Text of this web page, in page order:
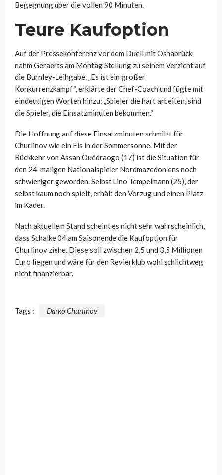
Begegnung über die vollen 90 Minuten.
Teure Kaufoption
Auf der Pressekonferenz vor dem Duell mit Osnabrück
nahm Geraerts am Montag Stellung zu seinem Verzicht auf
die Burnley-Leihgabe. „Es ist ein großer
Konkurrenzkampf“, erklärte der Chef-Coach und fügte mit
eindeutigen Worten hinzu: „Spieler die hart arbeiten, sind
die Spieler, die Einsatzminuten bekommen.“
Die Hoffnung auf diese Einsatzminuten schmilzt für
Churlinov wie ein Eis in der Sommersonne. Mit der
Rückkehr von Assan Ouédraogo (17) ist die Situation für
den 24-maligen Nationalspieler Nordmazedoniens noch
schwieriger geworden. Selbst Lino Tempelmann (25), der
selbst kaum noch spielt, erhält den Vorzug und einen Platz
im Kader.
Nach aktuellem Stand scheint es nicht sehr wahrscheinlich,
dass Schalke 04 am Saisonende die Kaufoption für
Churlinov ziehe. Diese soll zwischen 2,5 und 3,5 Millionen
Euro liegen und wäre für den Revierklub wohl schlichtweg
nicht finanzierbar.
Tags : Darko Churlinov